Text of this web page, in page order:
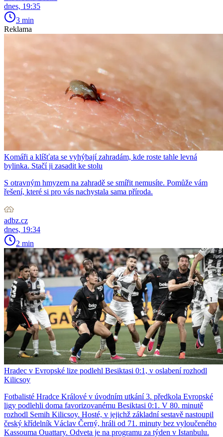
dnes, 19:35
3 min
Reklama
Komáři a klíšťata se vyhýbají zahradám, kde roste tahle levná
bylinka. Stačí ji zasadit ke stolu
S otravným hmyzem na zahradě se smířit nemusíte. Pomůže vám
řešení, které si pro vás nachystala sama příroda.
adbz.cz
dnes, 19:34
2 min
Hradec v Evropské lize podlehl Besiktasi 0:1, v oslabení rozhodl
Kilicsoy
Fotbalisté Hradce Králové v úvodním utkání 3. předkola Evropské
ligy podlehli doma favorizovanému Besiktasi 0:1. V 80. minutě
rozhodl Semih Kilicsoy. Hosté, v jejichž základní sestavě nastoupil
český křídelník Václav Černý, hráli od 71. minuty bez vyloučeného
Kassouma Ouattary. Odveta je na programu za týden v Istanbulu.